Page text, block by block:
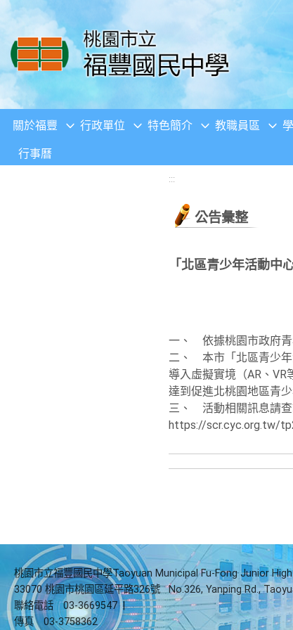
移至網頁之主要內容區位置
關於福豐 行政單位 特色簡介 教職員區
行事曆
:::
公告彙整
「北區青少年活動中
一、 依據桃園市政府青
二、 本市「北區青少年
導入虛擬實境（AR、
達到促進北桃園地區青
三、 活動相關訊息請查
https://scr.cyc.org.tw/
桃園市立福豐國民中學Taoyuan Municipal Fu-Fong Junior
33070 桃園市桃園區延平路326號
No.326, Yanping Rd.,
聯絡電話
03-3669547 |
傳真
03-3758362